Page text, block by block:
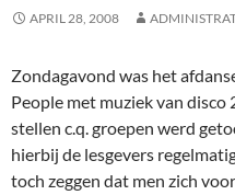
APRIL 28, 2008
Zondagavond was het
People met muziek van
stellen c.q. groepen werd
hierbij de lesgevers
toch zeggen dat men zich